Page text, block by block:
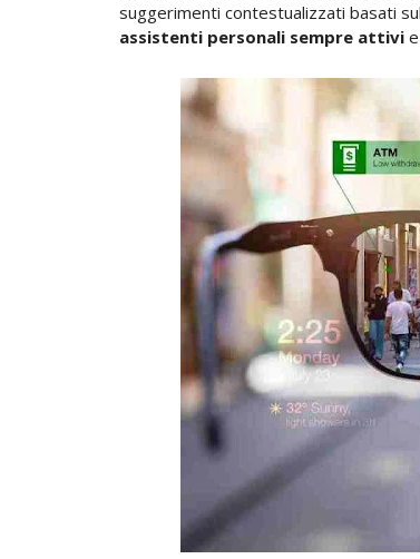
suggerimenti contestualizzati basati
assistenti personali sempre attivi